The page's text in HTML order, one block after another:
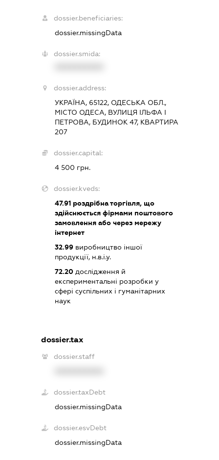
dossier.beneficiaries:
dossier.missingData
dossier.smida:
dossier.address:
УКРАЇНА, 65122, ОДЕСЬКА ОБЛ.,
МІСТО ОДЕСА, ВУЛИЦЯ ІЛЬФА І
ПЕТРОВА, БУДИНОК 47, КВАРТИРА
207
dossier.capital:
4 500 грн.
dossier.kveds:
47.91роздрібна торгівля, що
здійснюється фірмами поштового
замовлення або через мережу
інтернет
32.99виробництво іншої
продукції, н.в.і.у.
72.20дослідження й
експериментальні розробки у
сфері суспільних і гуманітарних
наук
dossier.tax
dossier.staff
dossier.taxDebt
dossier.missingData
dossier.esvDebt
dossier.missingData